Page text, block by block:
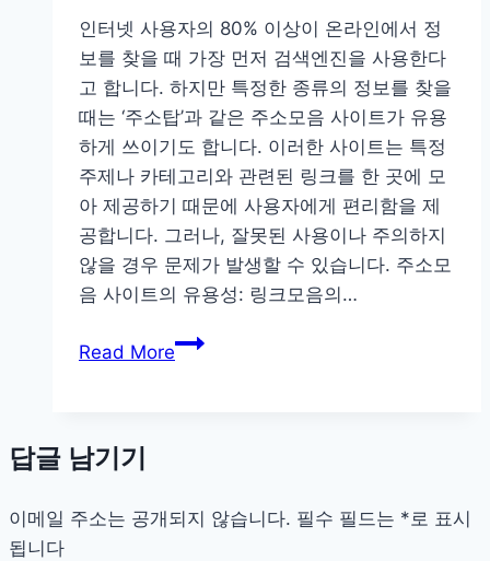
프
주
소
활
용
법:
주
소
모
음
새
인터넷 사용자의 80% 이상이 온라인에서 정
보를 찾을 때 가장 먼저 검색엔진을 사용한다
고 합니다. 하지만 특정한 종류의 정보를 찾을
때는 ‘주소탑’과 같은 주소모음 사이트가 유용
하게 쓰이기도 합니다. 이러한 사이트는 특정
주제나 카테고리와 관련된 링크를 한 곳에 모
아 제공하기 때문에 사용자에게 편리함을 제
공합니다. 그러나, 잘못된 사용이나 주의하지
않을 경우 문제가 발생할 수 있습니다. 주소모
음 사이트의 유용성: 링크모음의…
Read More주
트
답글 남기기
이메일 주소는 공개되지 않습니다. 필수 필드는 *로 표시
됩니다